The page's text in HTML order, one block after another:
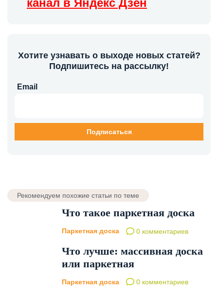
Хотите узнавать о выходе новых статей?
Подпишитесь на рассылку!
Email
Рекомендуем похожие статьи по теме
Что такое паркетная доска
Паркетная доска 0 комментариев
Что лучше: массивная доска
или паркетная
Паркетная доска 0 комментариев